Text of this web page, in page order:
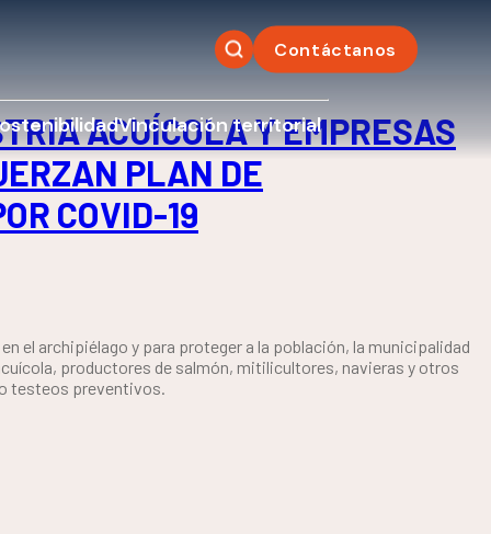
Contáctanos
Vinculación territorial
ACUÍCOLA Y EMPRESAS
PLAN DE
COVID-19
el archipiélago y para proteger a la población, la municipalidad
productores de salmón, mitilicultores, navieras y otros
testeos preventivos.